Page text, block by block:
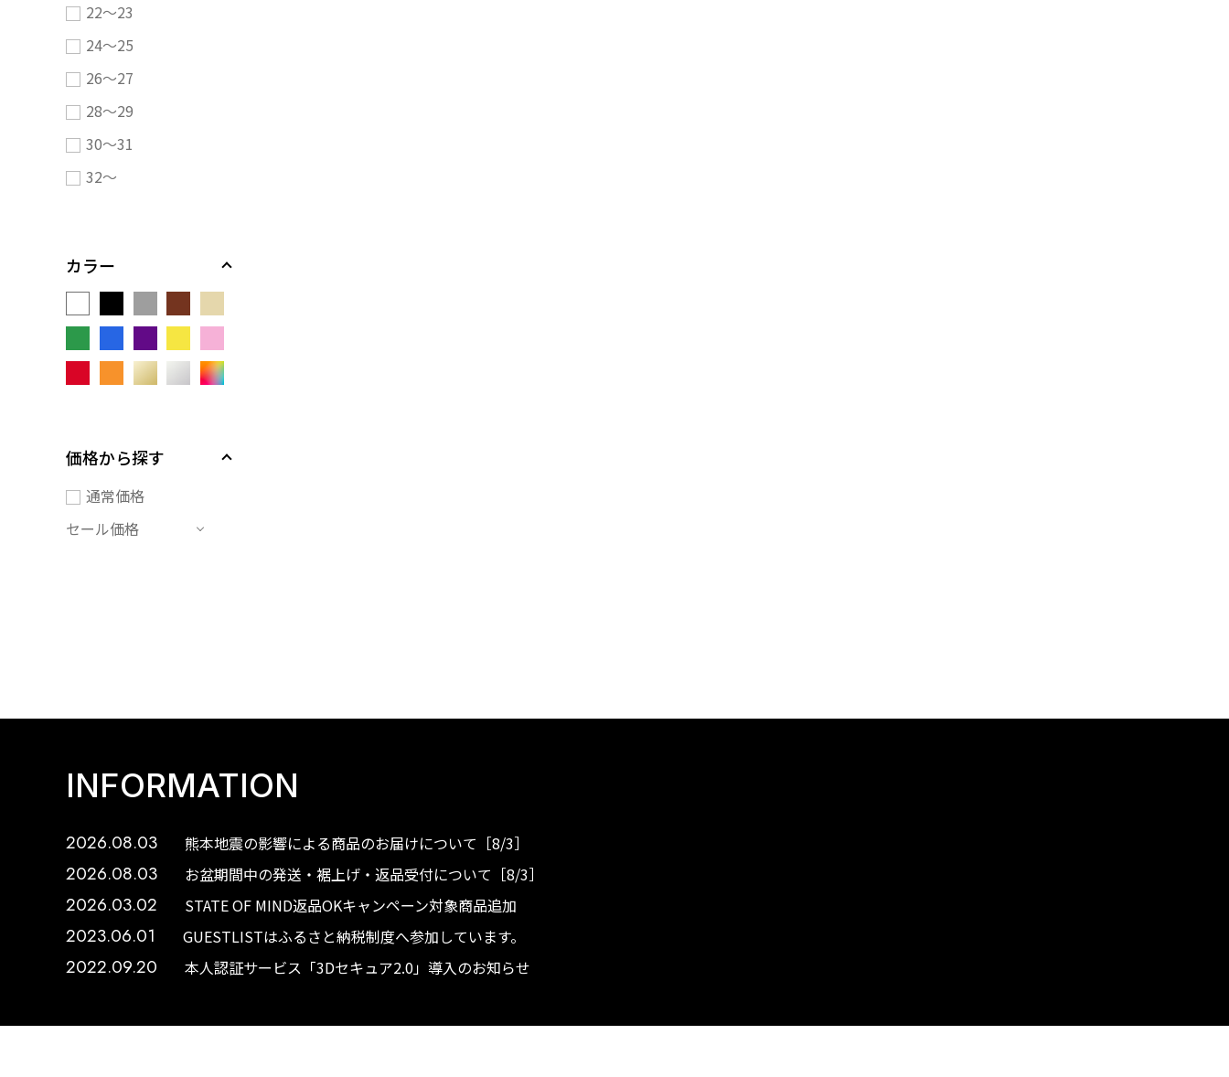
22～23
24～25
26～27
28～29
30～31
32～
カラー
価格から探す
通常価格
セール価格
INFORMATION
2026.08.03 熊本地震の影響による商品のお届けについて［8/3］
2026.08.03 お盆期間中の発送・裾上げ・返品受付について［8/3］
2026.03.02 STATE OF MIND返品OKキャンペーン対象商品追加
2023.06.01 GUESTLISTはふるさと納税制度へ参加しています。
2022.09.20 本人認証サービス「3Dセキュア2.0」導入のお知らせ